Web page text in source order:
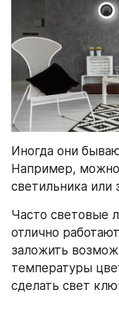
Иногда они
Например, можно
светильника или
Часто световые
отлично
заложить
температуры
сделать свет